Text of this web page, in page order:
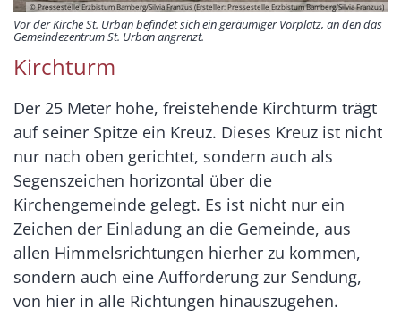
© Pressestelle Erzbistum Bamberg/Silvia Franzus (Ersteller: Pressestelle Erzbistum Bamberg/Silvia Franzus)
Vor der Kirche St. Urban befindet sich ein geräumiger Vorplatz, an den das
Gemeindezentrum St. Urban angrenzt.
Kirchturm
Der 25 Meter hohe, freistehende Kirchturm trägt
auf seiner Spitze ein Kreuz. Dieses Kreuz ist nicht
nur nach oben gerichtet, sondern auch als
Segenszeichen horizontal über die
Kirchengemeinde gelegt. Es ist nicht nur ein
Zeichen der Einladung an die Gemeinde, aus
allen Himmelsrichtungen hierher zu kommen,
sondern auch eine Aufforderung zur Sendung,
von hier in alle Richtungen hinauszugehen.